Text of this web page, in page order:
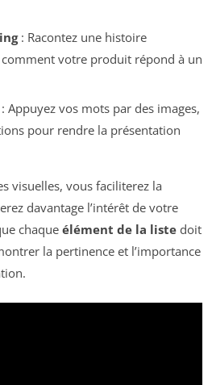
: Racontez une histoire
votre produit répond à un
Appuyez vos mots par des images,
pour rendre la présentation
visuelles, vous faciliterez la
davantage l’intérêt de votre
chaque élément de la liste doit
la pertinence et l’importance